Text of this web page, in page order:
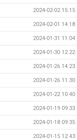
2024-02-02 15:15
2024-02-01 14:18
2024-01-31 11:04
2024-01-30 12:22
2024-01-26 14:23
2024-01-26 11:30
2024-01-22 10:40
2024-01-19 09:33
2024-01-18 09:35
2024-01-15 12:43